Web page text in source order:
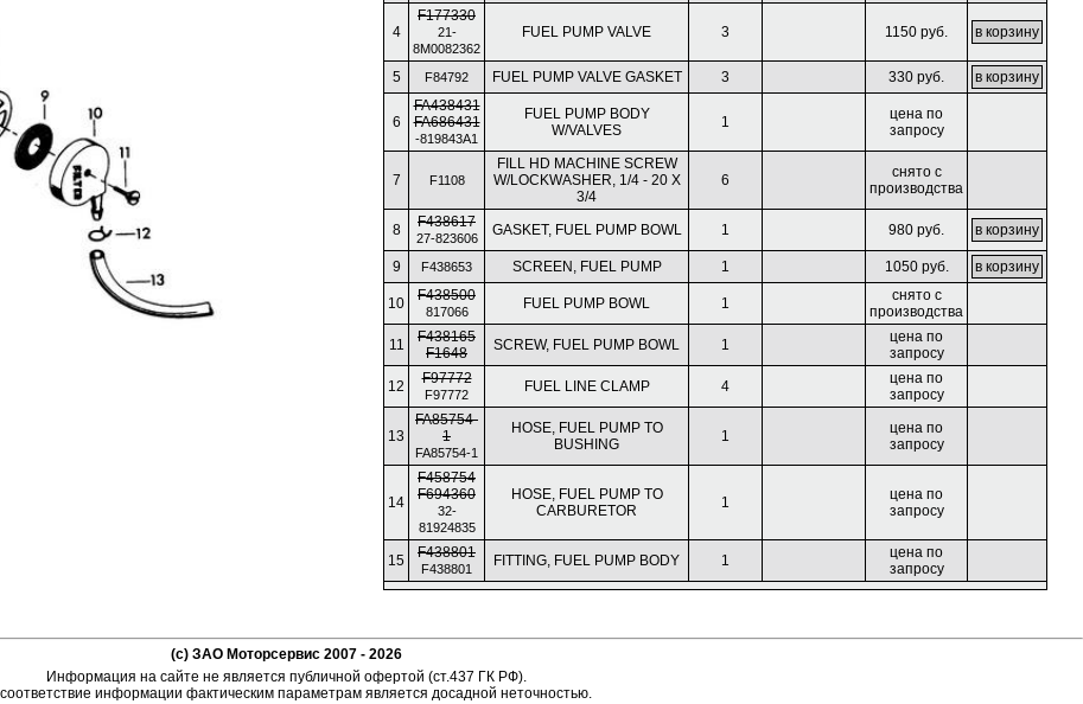
4
F177330
21-
8M0082362
FUEL PUMP VALVE 3 1150 руб.
5 F84792 FUEL PUMP VALVE GASKET 3 330 руб.
6
FA438431
FA686431
-819843A1
FUEL PUMP BODY
W/VALVES
1
цена по
запросу
7 F1108
FILL HD MACHINE SCREW
W/LOCKWASHER, 1/4 - 20 X
3/4
6
снято с
производства
8 F438617
27-823606 GASKET, FUEL PUMP BOWL 1 980 руб.
9 F438653 SCREEN, FUEL PUMP 1 1050 руб.
10 F438500
817066 FUEL PUMP BOWL 1
снято с
производства
11
F438165
F1648
SCREW, FUEL PUMP BOWL 1
цена по
запросу
12
F97772
F97772 FUEL LINE CLAMP 4
цена по
запросу
13
FA85754-
1
FA85754-1
HOSE, FUEL PUMP TO
BUSHING
1
цена по
запросу
14
F458754
F694360
32-
81924835
HOSE, FUEL PUMP TO
CARBURETOR
1
цена по
запросу
15 F438801
F438801 FITTING, FUEL PUMP BODY 1
цена по
запросу
(c) ЗАО Моторсервис 2007 - 2026
Информация на сайте не является публичной офертой (ст.437 ГК РФ).
информации фактическим параметрам является досадной неточностью.